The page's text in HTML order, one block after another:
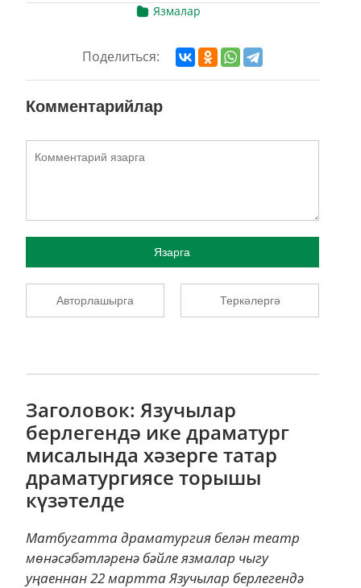
Язмалар
Поделиться:
Комментарийлар
Язарга
Авторлашырга Теркәлергә
Заголовок: Язучылар
берлегендә ике драматург
мисалында хәзерге татар
драматургиясе торышы
күзәтелде
Матбугатта драматургия белән театр
мөнәсәбәтләренә бәйле язмалар чыгу
уңаеннан 22 мартта Язучылар берлегендә